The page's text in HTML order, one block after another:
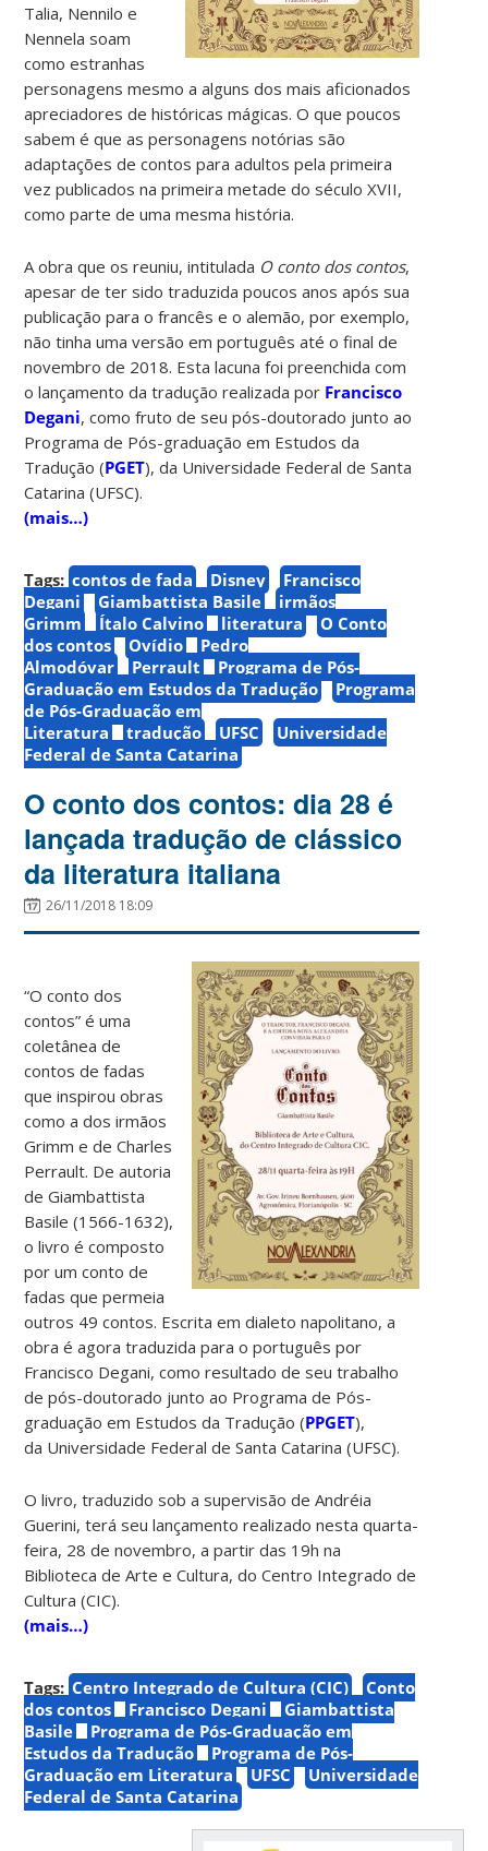
Talia, Nennilo e
Nennela soam
como estranhas
personagens mesmo a alguns dos mais aficionados
apreciadores de históricas mágicas. O que poucos
sabem é que as personagens notórias são
adaptações de contos para adultos pela primeira
vez publicados na primeira metade do século XVII,
como parte de uma mesma história.
A obra que os reuniu, intitulada O conto dos contos,
apesar de ter sido traduzida poucos anos após sua
publicação para o francês e o alemão, por exemplo,
não tinha uma versão em português até o final de
novembro de 2018. Esta lacuna foi preenchida com
o lançamento da tradução realizada por Francisco
Degani, como fruto de seu pós-doutorado junto ao
Programa de Pós-graduação em Estudos da
Tradução (PGET), da Universidade Federal de Santa
Catarina (UFSC).
(mais…)
Tags: contos de fada Disney
Francisco
Degani
Giambattista Basile
irmãos
Grimm
Ítalo Calvino literatura
O Conto
dos contos
Ovídio
Pedro
Almodóvar
Perrault
Programa de Pós-
Graduação em Estudos da Tradução
Programa
de Pós-Graduação em
Literatura
tradução UFSC
Universidade
Federal de Santa Catarina
O conto dos contos: dia 28 é
lançada tradução de clássico
da literatura italiana
26/11/2018 18:09
“O conto dos
contos” é uma
coletânea de
contos de fadas
que inspirou obras
como a dos irmãos
Grimm e de Charles
Perrault. De autoria
de Giambattista
Basile (1566-1632),
o livro é composto
por um conto de
fadas que permeia
outros 49 contos. Escrita em dialeto napolitano, a
obra é agora traduzida para o português por
Francisco Degani, como resultado de seu trabalho
de pós-doutorado junto ao Programa de Pós-
graduação em Estudos da Tradução (PPGET),
da Universidade Federal de Santa Catarina (UFSC).
O livro, traduzido sob a supervisão de Andréia
Guerini, terá seu lançamento realizado nesta quarta-
feira, 28 de novembro, a partir das 19h na
Biblioteca de Arte e Cultura, do Centro Integrado de
Cultura (CIC).
(mais…)
Tags: Centro Integrado de Cultura (CIC)
Conto
dos contos
Francisco Degani
Giambattista
Basile
Programa de Pós-Graduação em
Estudos da Tradução
Programa de Pós-
Graduação em Literatura
UFSC
Universidade
Federal de Santa Catarina